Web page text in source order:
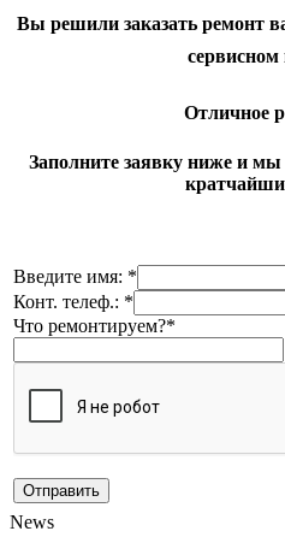
Вы решили заказать ремонт
сервисном
Отличное
Заполните заявку ниже и
Введите имя: *
Конт. телеф.: *
Что ремонтируем?*
News